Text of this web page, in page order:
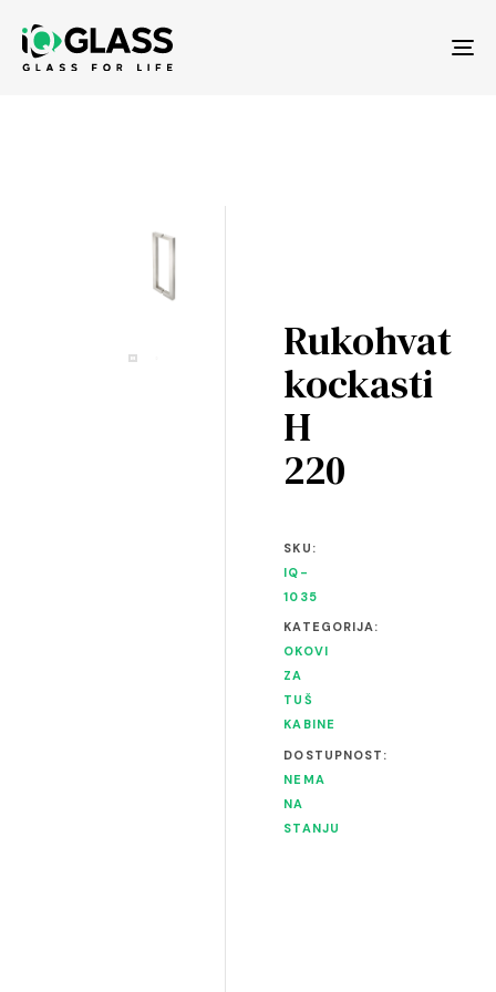
Rukohvat
kockasti
H
220
SKU:
IQ-
1035
KATEGORIJA:
OKOVI
ZA
TUŠ
KABINE
DOSTUPNOST:
NEMA
NA
STANJU